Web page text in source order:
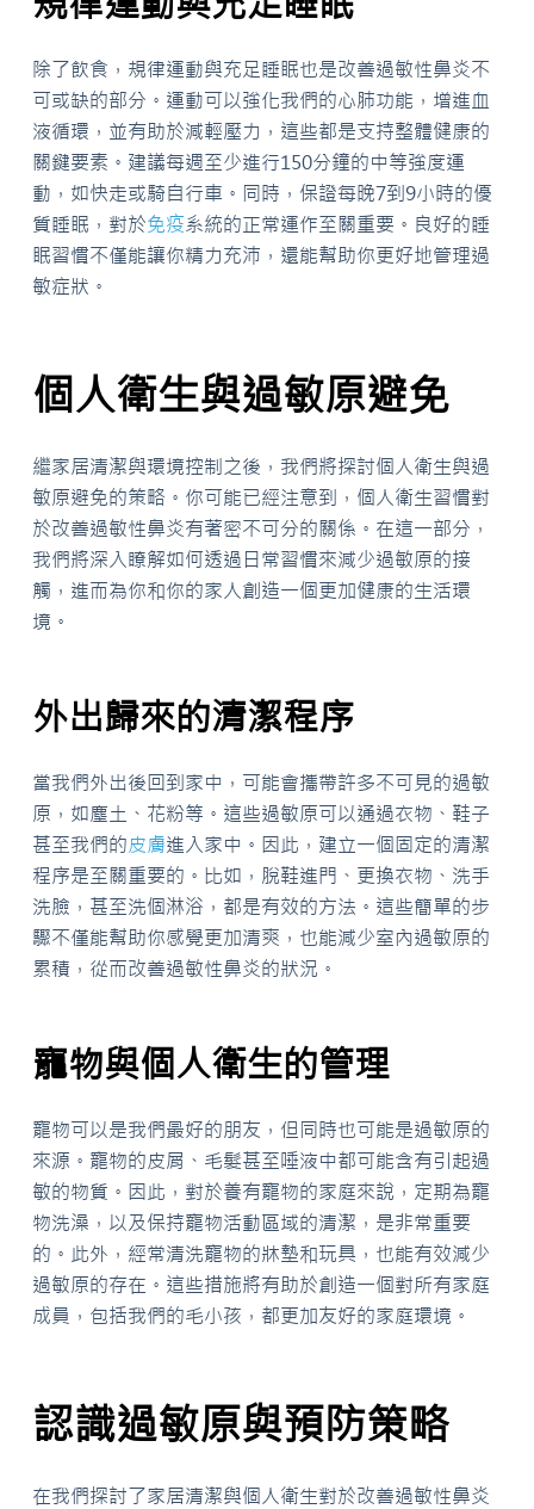
除了飲食，規律運動與充足睡眠也是改善過敏性鼻炎不
可或缺的部分。運動可以強化我們的心肺功能，增進血
液循環，並有助於減輕壓力，這些都是支持整體健康的
關鍵要素。建議每週至少進行150分鐘的中等強度運
動，如快走或騎自行車。同時，保證每晚7到9小時的優
質睡眠，對於免疫系統的正常運作至關重要。良好的睡
眠習慣不僅能讓你精力充沛，還能幫助你更好地管理過
敏症狀。
個人衛生與過敏原避免
繼家居清潔與環境控制之後，我們將探討個人衛生與過
敏原避免的策略。你可能已經注意到，個人衛生習慣對
於改善過敏性鼻炎有著密不可分的關係。在這一部分，
我們將深入瞭解如何透過日常習慣來減少過敏原的接
觸，進而為你和你的家人創造一個更加健康的生活環
境。
外出歸來的清潔程序
當我們外出後回到家中，可能會攜帶許多不可見的過敏
原，如塵土、花粉等。這些過敏原可以通過衣物、鞋子
甚至我們的皮膚進入家中。因此，建立一個固定的清潔
程序是至關重要的。比如，脫鞋進門、更換衣物、洗手
洗臉，甚至洗個淋浴，都是有效的方法。這些簡單的步
驟不僅能幫助你感覺更加清爽，也能減少室內過敏原的
累積，從而改善過敏性鼻炎的狀況。
寵物與個人衛生的管理
寵物可以是我們最好的朋友，但同時也可能是過敏原的
來源。寵物的皮屑、毛髮甚至唾液中都可能含有引起過
敏的物質。因此，對於養有寵物的家庭來說，定期為寵
物洗澡，以及保持寵物活動區域的清潔，是非常重要
的。此外，經常清洗寵物的牀墊和玩具，也能有效減少
過敏原的存在。這些措施將有助於創造一個對所有家庭
成員，包括我們的毛小孩，都更加友好的家庭環境。
認識過敏原與預防策略
在我們探討了家居清潔與個人衛生對於改善過敏性鼻炎